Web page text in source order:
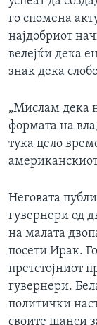
го спомена
најдобриот
велејќи дека
знак дека
„Мислам дека
формата на
тука цело
Неговата
гувернери од
на малата
посети Ирак.
претстојниот
гувернери.
политички
своите шанси